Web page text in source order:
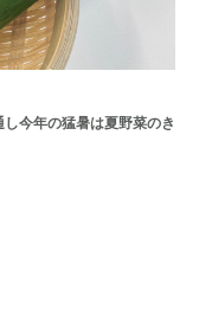
今年の猛暑は夏野菜のき